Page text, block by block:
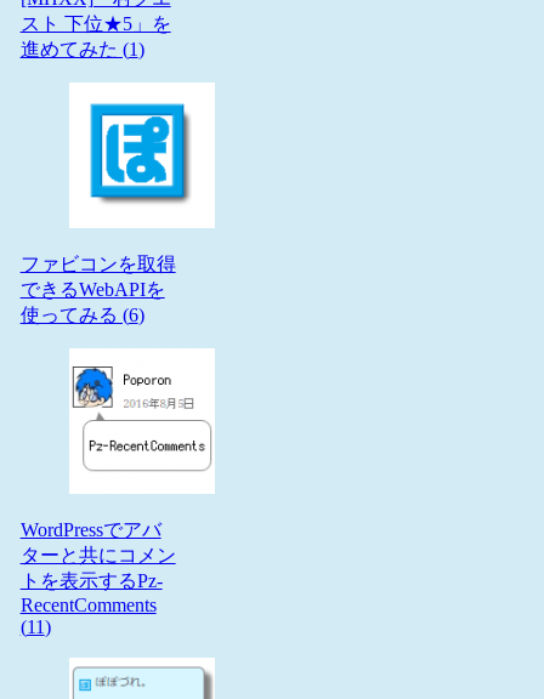
スト 下位★5」を
進めてみた (1)
ファビコンを取得
できるWebAPIを
使ってみる (6)
WordPressでアバ
ターと共にコメン
トを表示するPz-
RecentComments
(11)